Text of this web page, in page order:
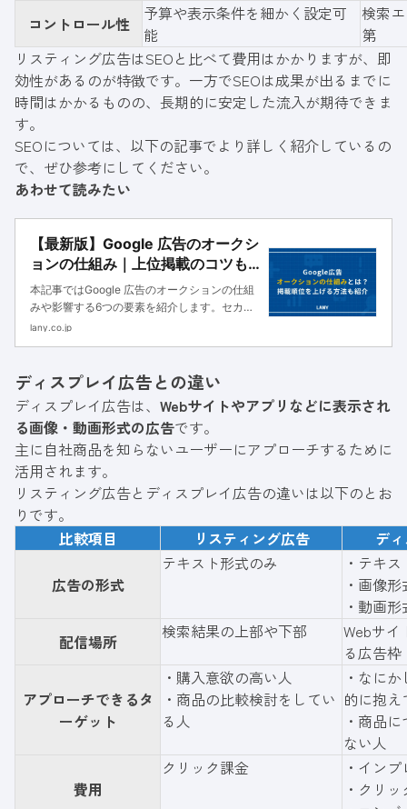
コントロール性
予算や表示条件を細かく設定可
能
検索
第
リスティング広告はSEOと比べて費用はかかりますが、即
効性があるのが特徴です。一方でSEOは成果が出るまでに
時間はかかるものの、長期的に安定した流入が期待できま
す。
SEOについては、以下の記事でより詳しく紹介しているの
で、ぜひ参考にしてください。
あわせて読みたい
【最新版】Google 広告のオークシ
ョンの仕組み｜上位掲載のコツも
紹介
本記事ではGoogle 広告のオークションの仕組
みや影響する6つの要素を紹介します。セカン
ドプライスオークションによる入札単価の決ま
lany.co.jp
ディスプレイ広告との違い
ディスプレイ広告は、 Webサイトやアプリなどに表示され
る画像・動画形式の広告です。
主に自社商品を知らないユーザーにアプローチするために
活用されます。
リスティング広告とディスプレイ広告の違いは以下のとお
りです。
比較項目
リスティング広告 デ
広告の形式
テキスト形式のみ
・テキ
・画像形
・動画形
配信場所
検索結果の上部や下部
Webサイ
る広告枠
アプローチできるタ
ーゲット
・購入意欲の高い人
・商品の比較検討をしてい
る人
・なに
的に抱
・商品
ない人
費用
クリック課金
・イン
・クリ